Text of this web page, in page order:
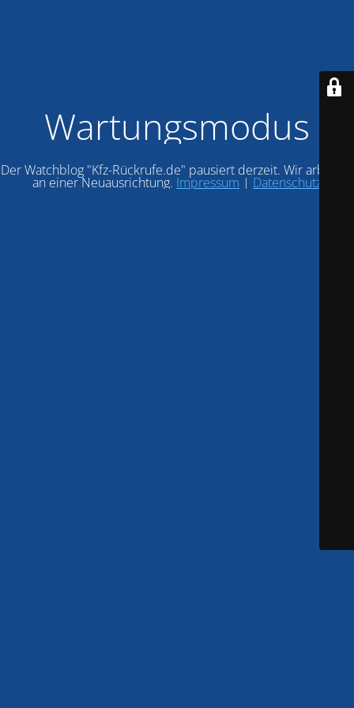
Wartungsmodus
Der Watchblog "Kfz-Rückrufe.de" pausiert derzeit. Wir arbeiten
an einer Neuausrichtung. Impressum | Datenschutz